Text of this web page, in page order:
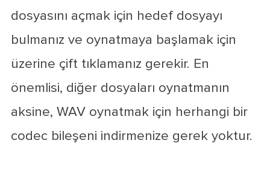
dosyasını açmak için hedef dosyayı
bulmanız ve oynatmaya başlamak için
üzerine çift tıklamanız gerekir. En
önemlisi, diğer dosyaları oynatmanın
aksine, WAV oynatmak için herhangi bir
codec bileşeni indirmenize gerek yoktur.